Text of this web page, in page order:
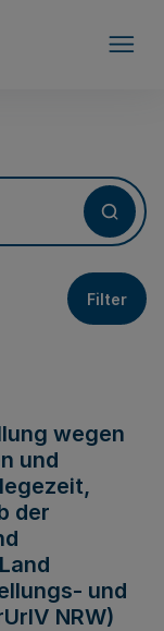
Filter
wegen
und
der
und
NRW)